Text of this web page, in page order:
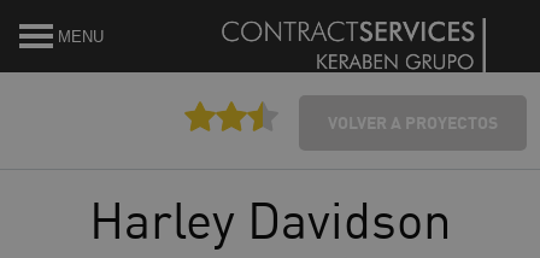
MENU
VOLVER A PROYECTOS
Harley Davidson